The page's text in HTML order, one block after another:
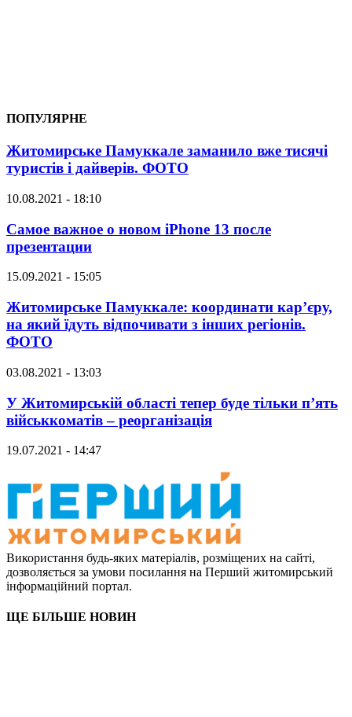
ПОПУЛЯРНЕ
Житомирське Памуккале заманило вже тисячі
туристів і дайверів. ФОТО
10.08.2021 - 18:10
Самое важное о новом iPhone 13 после
презентации
15.09.2021 - 15:05
Житомирське Памуккале: координати кар’єру,
на який їдуть відпочивати з інших регіонів.
ФОТО
03.08.2021 - 13:03
У Житомирській області тепер буде тільки п’ять
військкоматів – реорганізація
19.07.2021 - 14:47
Використання будь-яких матеріалів, розміщених на сайті,
дозволяється за умови посилання на Перший житомирський
інформаційний портал.
ЩЕ БІЛЬШЕ НОВИН